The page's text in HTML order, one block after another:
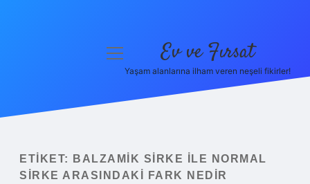
Yasal Uyarı
menüyü
Ev ve Fırsat
Yaşam alanlarına ilham veren neşeli fikirler!
ETIKET:
BALZAMIK SIRKE ILE NORMAL
SIRKE ARASINDAKI FARK NEDIR